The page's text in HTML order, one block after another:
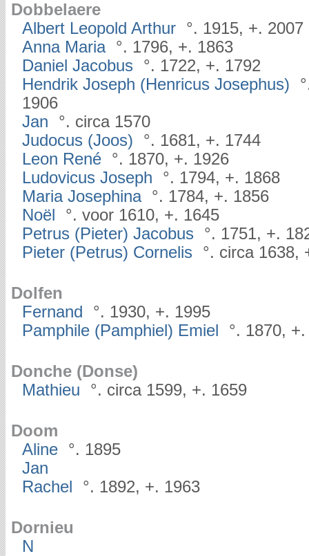
Dobbelaere
Albert Leopold Arthur
°. 1915, +. 2007
Anna Maria
°. 1796, +. 1863
Daniel Jacobus
°. 1722, +. 1792
Hendrik Joseph (Henricus Josephus)
1906
Jan
°. circa 1570
Judocus (Joos)
°. 1681, +. 1744
Leon René
°. 1870, +. 1926
Ludovicus Joseph
°. 1794, +. 1868
Maria Josephina
°. 1784, +. 1856
Noël
°. voor 1610, +. 1645
Petrus (Pieter) Jacobus
°. 1751, +.
Pieter (Petrus) Cornelis
°. circa 1638,
Dolfen
Fernand
°. 1930, +. 1995
Pamphile (Pamphiel) Emiel
°. 1870,
Donche (Donse)
Mathieu
°. circa 1599, +. 1659
Doom
Aline
°. 1895
Jan
Rachel
°. 1892, +. 1963
Dornieu
N